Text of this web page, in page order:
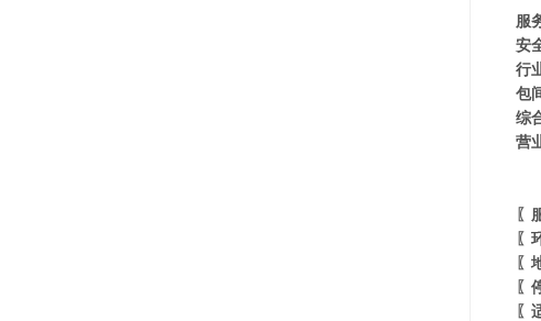
服
安
行
包
综
营
〖